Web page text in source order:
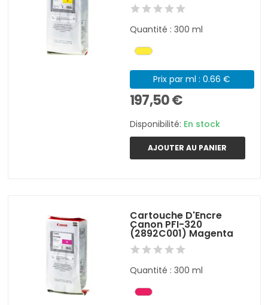
Quantité : 300 ml
Prix par ml : 0.66 €
197,50 €
Disponibilité: En stock
AJOUTER AU PANIER
Cartouche D'Encre
Canon PFI-320
(2892C001) Magenta
Quantité : 300 ml